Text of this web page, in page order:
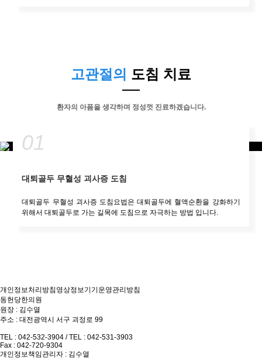
고관절의 도침 치료
환자의 아픔을 생각하며 정성껏 진료하겠습니다.
01
대퇴골두 무혈성 괴사증 도침
대퇴골두 무혈성 괴사증 도침요법은 대퇴골두에 혈액순환을 강화하기
위해서 대퇴골두로 가는 길목에 도침으로 자극하는 방법 입니다.
개인정보처리방침 영상정보기기운영관리방침
동헌당한의원
원장 : 김수열
주소 : 대전광역시 서구 괴정로 99
TEL : 042-532-3904 /TEL : 042-531-3903
Fax : 042-720-9304
개인정보책임관리자 : 김수열